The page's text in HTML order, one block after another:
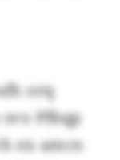
orq
Pfbqp
ex amcn